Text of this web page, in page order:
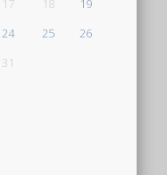
24 25
26
31